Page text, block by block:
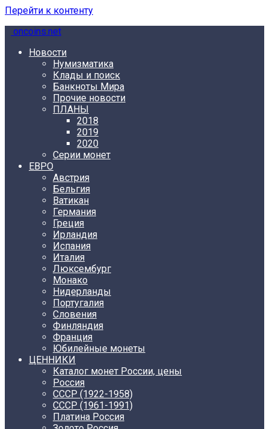
Перейти к контенту
oncoins.net
Новости
Нумизматика
Клады и поиск
Банкноты Мира
Прочие новости
ПЛАНЫ
2018
2019
2020
Серии монет
ЕВРО
Австрия
Бельгия
Ватикан
Германия
Греция
Ирландия
Испания
Италия
Люксембург
Монако
Нидерланды
Португалия
Словения
Финляндия
Франция
Юбилейные монеты
ЦЕННИКИ
Каталог монет России, цены
Россия
СССР (1922-1958)
CCCР (1961-1991)
Платина Россия